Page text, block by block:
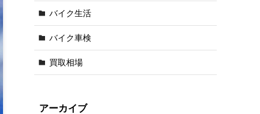
バイク生活
バイク車検
買取相場
アーカイブ